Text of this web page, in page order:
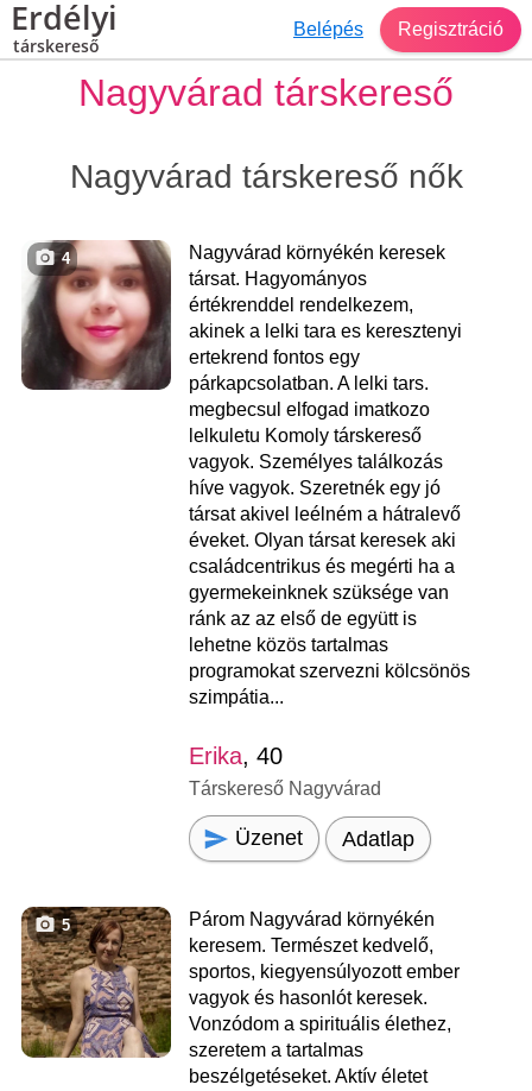
Erdélyi
társkereső
Belépés Regisztráció
Nagyvárad társkereső
Nagyvárad társkereső nők
4
Nagyvárad környékén keresek
társat. Hagyományos
értékrenddel rendelkezem,
akinek a lelki tara es keresztenyi
ertekrend fontos egy
párkapcsolatban. A lelki tars.
megbecsul elfogad imatkozo
lelkuletu Komoly társkereső
vagyok. Személyes találkozás
híve vagyok. Szeretnék egy jó
társat akivel leélném a hátralevő
éveket. Olyan társat keresek aki
családcentrikus és megérti ha a
gyermekeinknek szüksége van
ránk az az első de együtt is
lehetne közös tartalmas
programokat szervezni kölcsönös
szimpátia...
Erika, 40
Társkereső Nagyvárad
Üzenet Adatlap
5
Párom Nagyvárad környékén
keresem. Természet kedvelő,
sportos, kiegyensúlyozott ember
vagyok és hasonlót keresek.
Vonzódom a spirituális élethez,
szeretem a tartalmas
beszélgetéseket. Aktív életet